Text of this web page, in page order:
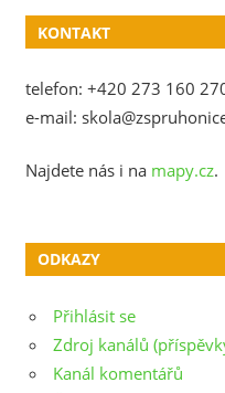
KONTAKT
telefon: +420 273 160
e-mail:
Najdete nás i na mapy.cz.
ODKAZY
Přihlásit se
Zdroj kanálů
Kanál komentářů